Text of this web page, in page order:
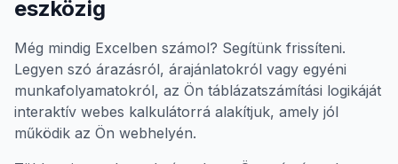
eszközig
Még mindig Excelben számol? Segítünk frissíteni.
Legyen szó árazásról, árajánlatokról vagy egyéni
munkafolyamatokról, az Ön táblázatszámítási logikáját
interaktív webes kalkulátorrá alakítjuk, amely jól
működik az Ön webhelyén.